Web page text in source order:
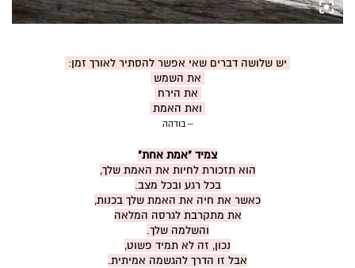
יש שלושה דברים שאי אפשר להסתיר לאורך זמן:
את השמש
את הירח
ואת האמת
– בודהה
צמיד "אמת אחת"
הוא תזכורת לחיות את האמת שלך,
בכל רגע ובכל מצב.
כאשר את חיה את האמת שלך בכנות,
את מתקרבת לגרסה המלאה
והשלמה שלך.
נכון, זה לא תמיד פשוט,
אבל זו הדרך להגשמה אמיתית.